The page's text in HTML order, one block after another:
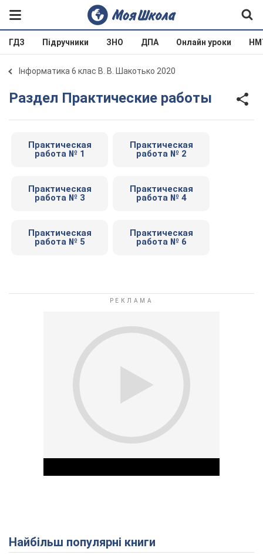
ГДЗ Підручники ЗНО ДПА Онлайн уроки
Інформатика 6 клас В. В. Шакотько 2020
Раздел Практические работы
Практическая
работа № 1
Практическая
работа № 2
Практическая
работа № 3
Практическая
работа № 4
Практическая
работа № 5
Практическая
работа № 6
Play Video
Найбільш популярні книги